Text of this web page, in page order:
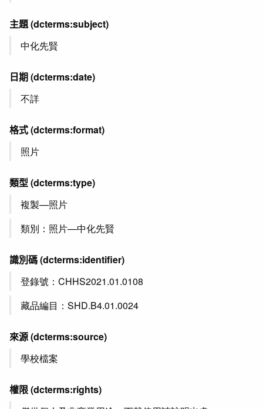
主題(dcterms:subject)
中化先賢
日期(dcterms:date)
不詳
格式(dcterms:format)
照片
類型(dcterms:type)
複製—照片
類別：照片—中化先賢
識別碼(dcterms:identifier)
登錄號：CHHS2021.01.0108
藏品編目：SHD.B4.01.0024
來源(dcterms:source)
學校檔案
權限(dcterms:rights)